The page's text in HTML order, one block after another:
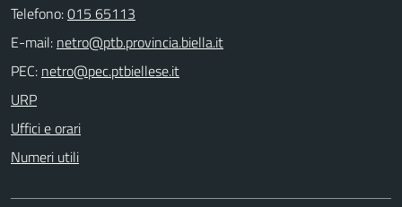
Telefono:015 65113
E-mail:
PEC:
URP
Uffici e orari
Numeri utili